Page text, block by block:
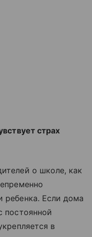
страх
о школе, как
ребенка. Если дома
постоянной
в